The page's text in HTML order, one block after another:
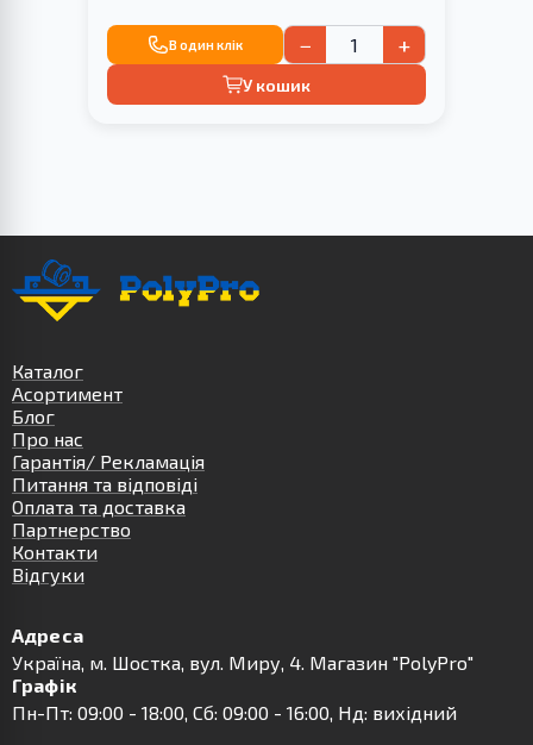
В один клік − +
У кошик
Каталог
Асортимент
Блог
Про нас
Гарантія/ Рекламація
Питання та відповіді
Оплата та доставка
Партнерство
Контакти
Відгуки
Адреса
Українa, м. Шостка, вул. Миру, 4. Магазин "PolyPro"
Графік
Пн-Пт: 09:00 - 18:00, Сб: 09:00 - 16:00, Нд: вихідний